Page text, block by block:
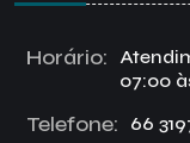
Horário:
07:00
Telefone: 66